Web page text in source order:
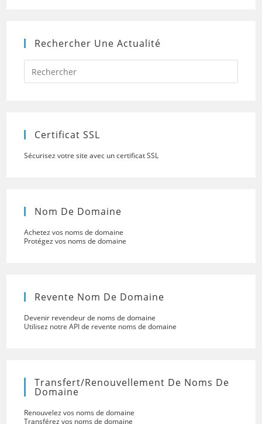
Rechercher Une Actualité
Press
to
Certificat SSL
Sécurisez votre site avec un certificat SSL
Nom De Domaine
Achetez vos noms de domaine
Protégez vos noms de domaine
Revente Nom De Domaine
Devenir revendeur de noms de domaine
Utilisez notre API de revente noms de domaine
Transfert/renouvellement De Noms De
Domaine
Renouvelez vos noms de domaine
Transférez vos noms de domaine